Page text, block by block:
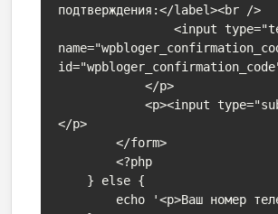
подтверждения:</label><br />
                <input type="text"
            </p>
            <p><input type="submit" value="Подтвердить" />
</p>
        </form>
        <?php